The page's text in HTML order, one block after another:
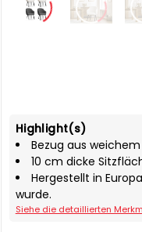
Highlight(s)
Bezug aus
10 cm dicke
Hergestellt in
wurde.
Siehe die detaillierten